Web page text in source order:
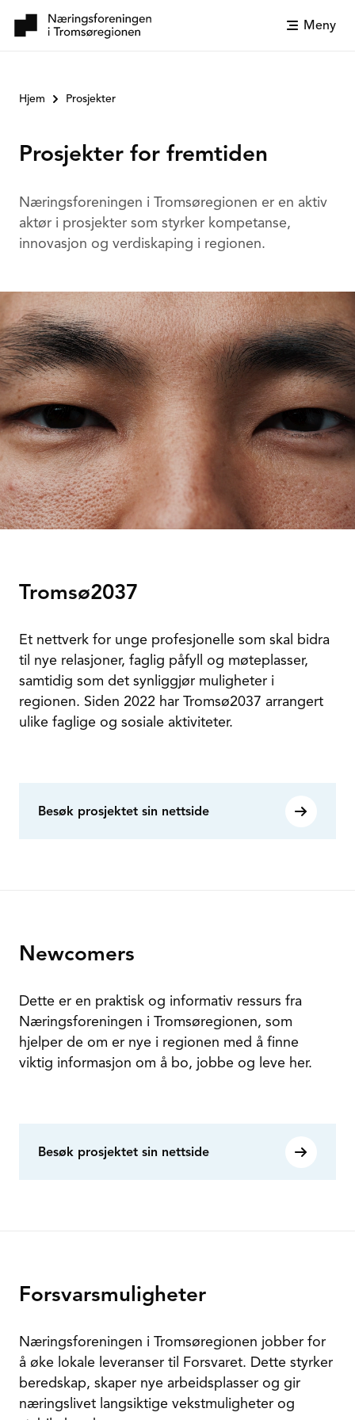
Meny
Hjem Prosjekter
Prosjekter for fremtiden
Næringsforeningen i Tromsøregionen er en aktiv
aktør i prosjekter som styrker kompetanse,
innovasjon og verdiskaping i regionen.
Tromsø2037
Et nettverk for unge profesjonelle som skal bidra
til nye relasjoner, faglig påfyll og møteplasser,
samtidig som det synliggjør muligheter i
regionen. Siden 2022 har Tromsø2037 arrangert
ulike faglige og sosiale aktiviteter.
Besøk prosjektet sin nettside
Newcomers
Dette er en praktisk og informativ ressurs fra
Næringsforeningen i Tromsøregionen, som
hjelper de om er nye i regionen med å finne
viktig informasjon om å bo, jobbe og leve her.
Besøk prosjektet sin nettside
Forsvarsmuligheter
Næringsforeningen i Tromsøregionen jobber for
å øke lokale leveranser til Forsvaret. Dette styrker
beredskap, skaper nye arbeidsplasser og gir
næringslivet langsiktige vekstmuligheter og